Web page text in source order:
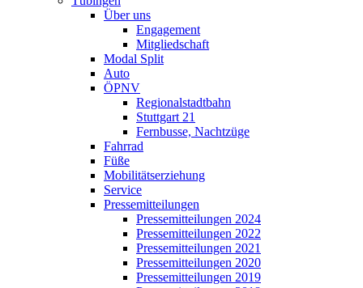
Über uns
Engagement
Mitgliedschaft
Modal Split
Auto
ÖPNV
Regionalstadtbahn
Stuttgart 21
Fernbusse, Nachtzüge
Fahrrad
Füße
Mobilitätserziehung
Service
Pressemitteilungen
Pressemitteilungen 2024
Pressemitteilungen 2022
Pressemitteilungen 2021
Pressemitteilungen 2020
Pressemitteilungen 2019